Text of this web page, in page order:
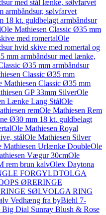
med stål lænke, sølvfarvet
armbåndsur, sølvfarvet
18 kt. guldbelagt armbåndsur
Ole Mathiesen Classic Ø35 mm
med romertalOle
hvid skive med romertal og
mm armbåndsur med lænke,
Ø35 mm armbåndsur
Classic Ø35 mm
Mathiesen Classic Ø35 mm
GP 33mm SilverOle
Lænke Lang StålOle
remOle Mathiesen Rem
Ø30 mm 18 kt. guldbelagt
Ole Mathiesen Royal
stålOle Mathiesen Silver
Mathiesen Urlænke DoubleOle
Vægur 30cmOle
rem brun kalvOlex Daytona
FORGYLDTOLGA
ØRERINGE
SØLVOLGA RING
Vedhæng fra byBiehl 7-
Dial Sunray Blush & Rose